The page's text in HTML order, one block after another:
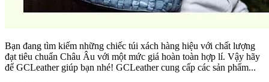
Bạn đang tìm kiếm những chiếc túi xách hàng hiệu với chất lượng
đạt tiêu chuẩn Châu Âu với một mức giá hoàn toàn hợp lí. Vậy hãy
để GCLeather giúp bạn nhé! GCLeather cung cấp các sản phẩm...